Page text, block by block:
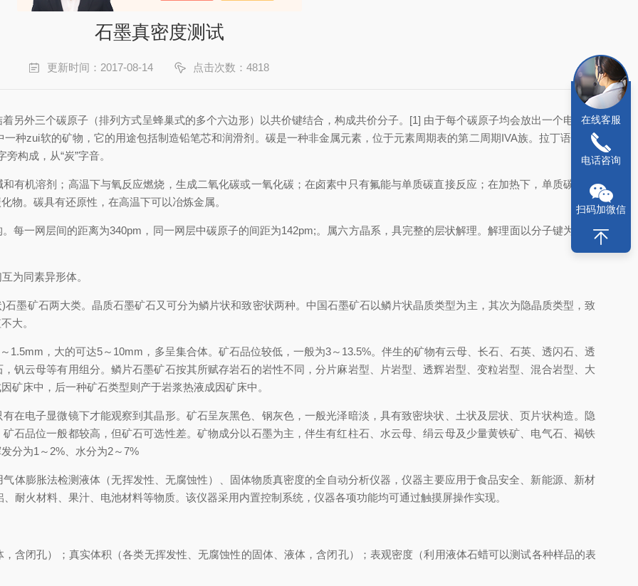
石墨真密度测试
更新时间：2017-08-14 点击次数：4818
另外三个碳原子（排列方式呈蜂巢式的多个六边形）以共价键结合，构成共价分子。 [1] 由于每个碳原子均会放出一个电子，
一种zui软的矿物，它的用途包括制造铅笔芯和润滑剂。碳是一种非金属元素，位于元素周期表的第二周期IVA族。拉丁语为
Ca
构成，从“炭”字音。
有机溶剂；高温下与氧反应燃烧，生成二氧化碳或一氧化碳；在卤素中只有氟能与单质碳直接反应；在加热下，单质碳较易
物。碳具有还原性，在高温下可以冶炼金属。
每一网层间的距离为340pm ，同一网层中碳原子的间距为142pm;。属六方晶系，具完整的层状解理。解理面以分子键为主，
为同素异形体。
)石墨矿石两大类。晶质石墨矿石又可分为鳞片状和致密状两种。中国石墨矿石以鳞片状晶质类型为主，其次为隐晶质类型，致
大。
～ 1.5mm ，大的可达5～ 10mm ，多呈集合体。矿石品位较低，一般为3～ 13.5%。伴生的矿物有云母、长石、石英、透闪石、透
钒云母等有用组分。鳞片石墨矿石按其所赋存岩石的岩性不同，分片麻岩型、片岩型、透辉岩型、变粒岩型、混合岩型、大
矿床中，后一种矿石类型则产于岩浆热液成因矿床中。
有在电子显微镜下才能观察到其晶形。矿石呈灰黑色、钢灰色，一般光泽暗淡，具有致密块状、土状及层状、页片状构造。隐
石品位一般都较高，但矿石可选性差。矿物成分以石墨为主，伴生有红柱石、水云母、绢云母及少量黄铁矿、电气石、褐铁
分为1 ～ 2% 、水分为2～7%
体膨胀法检测液体（无挥发性、无腐蚀性）、固体物质真密度的全自动分析仪器，仪器主要应用于食品安全、新能源、新材
耐火材料、果汁、电池材料等物质。该仪器采用内置控制系统，仪器各项功能均可通过触摸屏操作实现。
含闭孔）；真实体积（各类无挥发性、无腐蚀性的固体、液体，含闭孔）； 表观密度（利用液体石蜡可以测试各种样品的表
在线客服
电话咨询
扫码加微信